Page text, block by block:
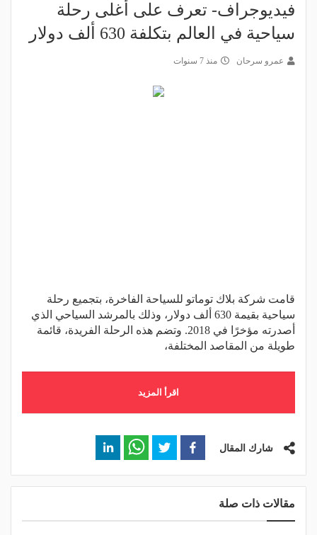
فيديوجراف- تعرف على أغلى رحلة
سياحية في العالم بتكلفة 630 ألف دولار
عمرو سرحان منذ 7 سنوات
قامت شركة بلاك توماتو للسياحة الفاخرة، بتجميع رحلة
سياحية بقيمة 630 ألف دولار، وذلك بالمرشد السياحي الذي
أصدرته مؤخرًا في 2018. وتضم هذه الرحلة الفريدة، قائمة
طويلة من المقاصد المختلفة،
اقرأ المزيد
شارك المقال
مقالات ذات صلة